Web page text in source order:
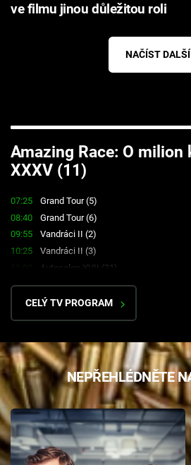
ve filmu jinou důležitou roli
NAČÍST DALŠÍ
Amazing Race: O milion
XXXV (11)
07:25
Grand Tour (5)
08:40
Grand Tour (6)
09:55
Vandráci II (2)
10:25
Vandráci II (3)
Autosalon XVII (31)
CELÝ TV PROGRAM
NEPŘEHLÉDNĚTE